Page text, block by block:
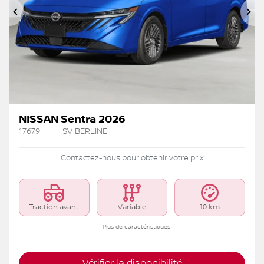
Précédent
NISSAN Sentra 2026
17679 – SV BERLINE
Contactez-nous pour obtenir votre prix
Traction avant Variable 10 km
Plus de caractéristiques